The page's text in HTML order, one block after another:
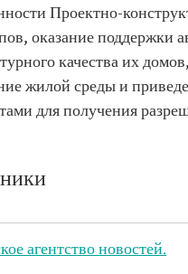
Проектно-
оказание поддержки
качества их
жилой среды и
для получения
агентство новостей.